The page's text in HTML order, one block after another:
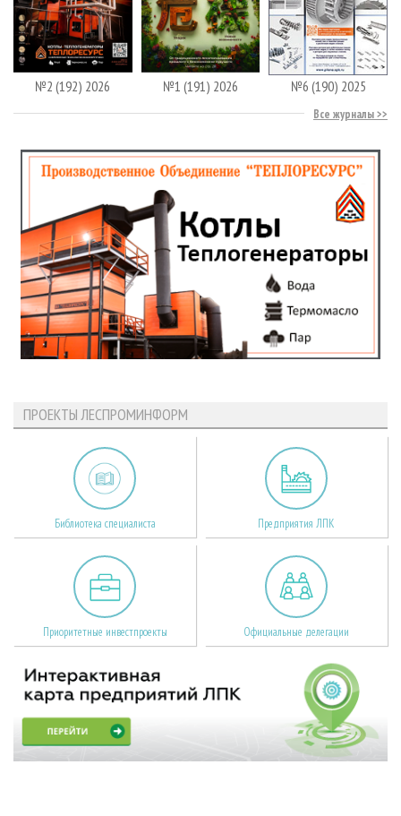
№2 (192) 2026 №1 (191) 2026 №6 (190) 2025
Все журналы
ПРОЕКТЫ ЛЕСПРОМИНФОРМ
Библиотека специалиста Предприятия ЛПК
Приоритетные инвестпроекты Официальные делегации